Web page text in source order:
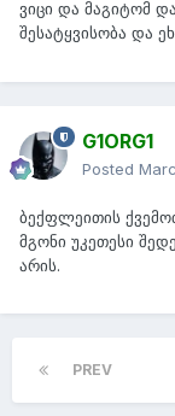
ვიცი და მაგიტომ
შესატყვისობა და
G1ORG1
Posted
ბექფლეითის
მგონი უკეთესი
არის.
PREV